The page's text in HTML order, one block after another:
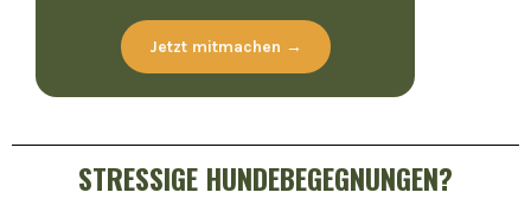
Jetzt mitmachen →
STRESSIGE HUNDEBEGEGNUNGEN?